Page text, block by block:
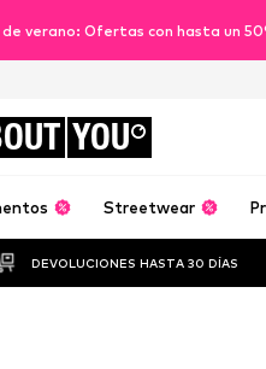
de verano: Ofertas con hasta un
YOU
Streetwear
DEVOLUCIONES HASTA 30 DÍAS